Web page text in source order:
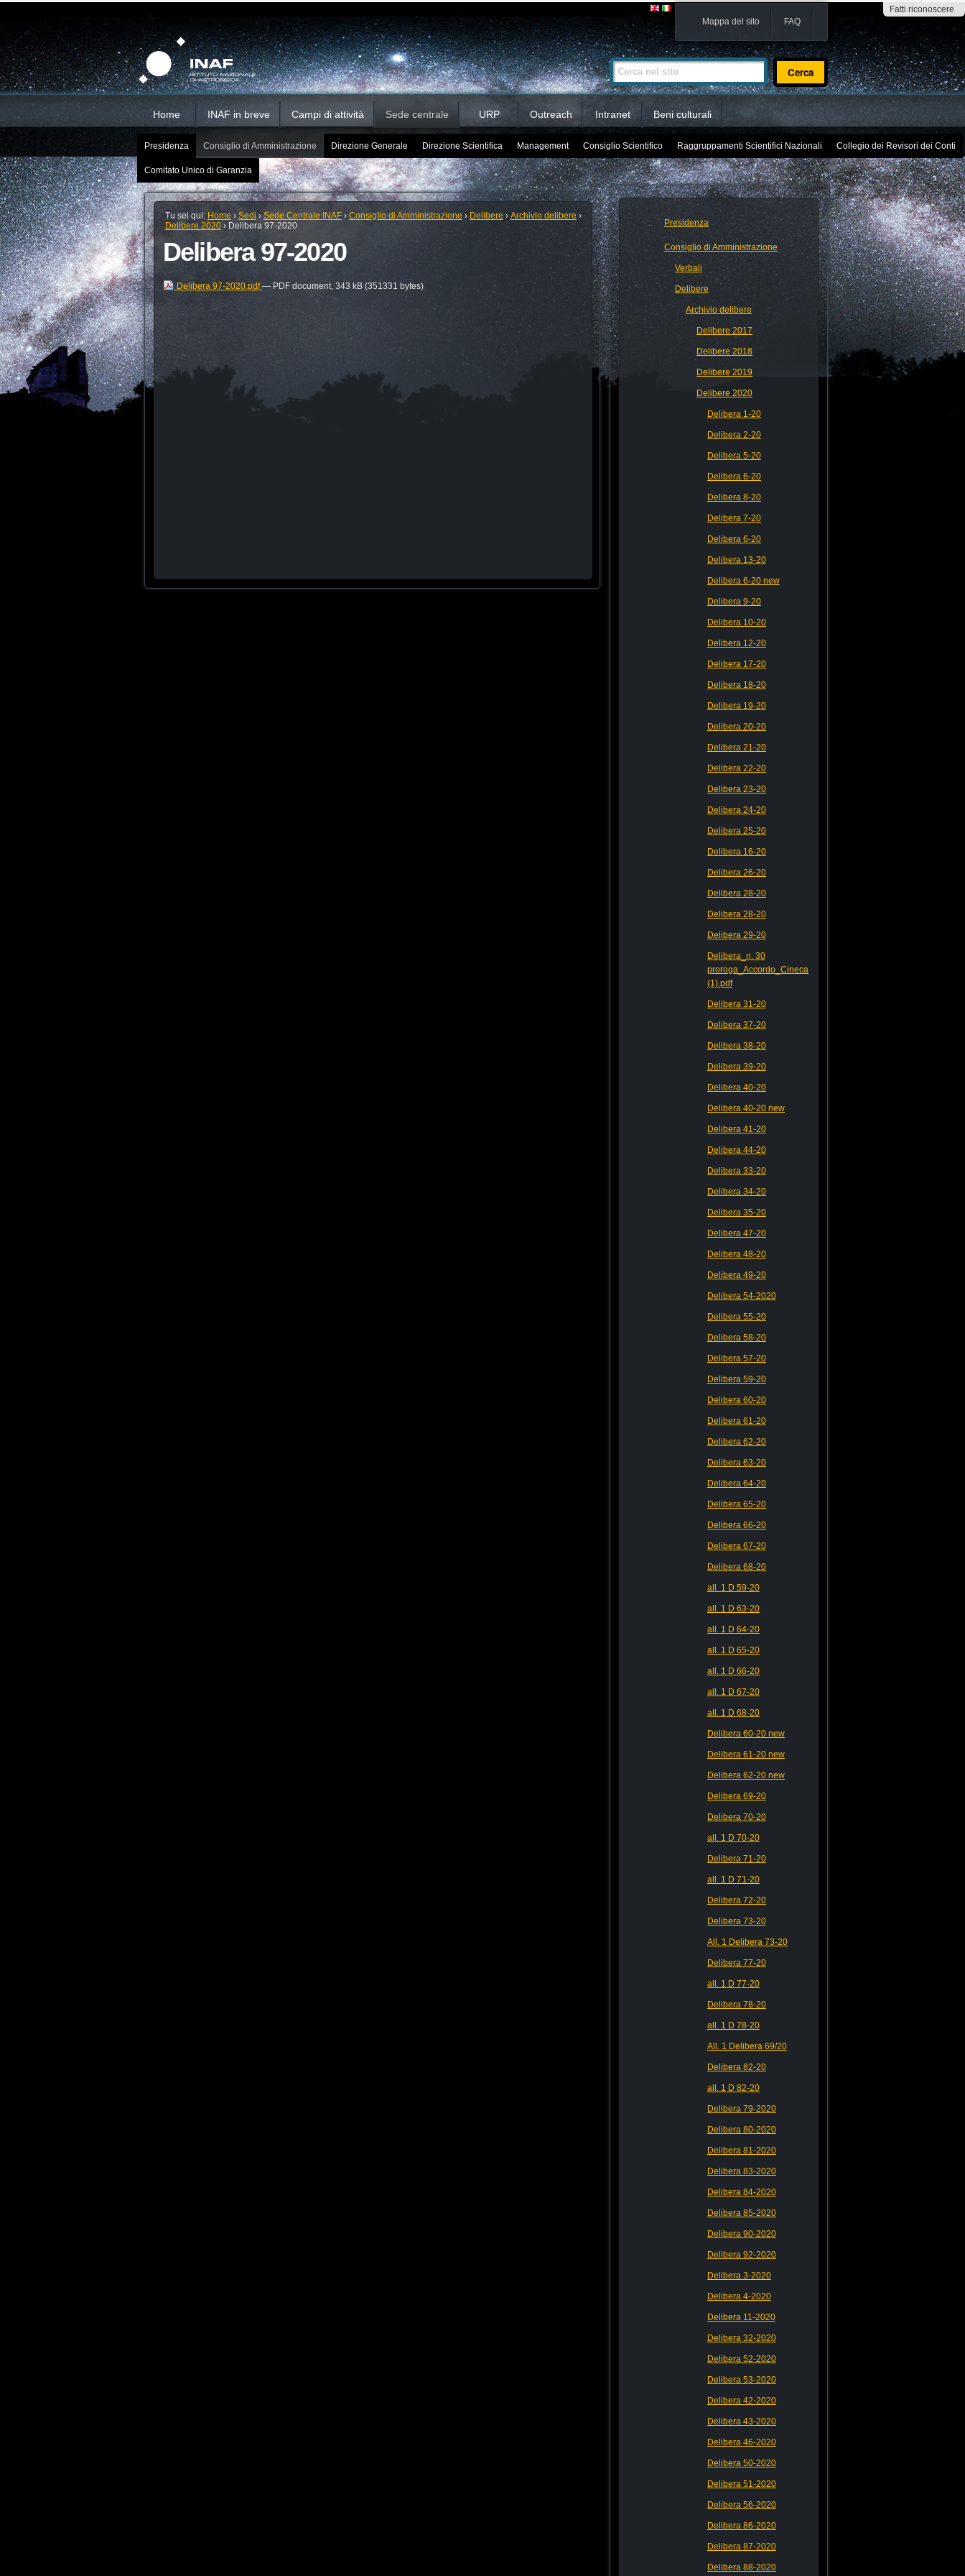
Fatti riconoscere
contenuti.
Salta
alla
navigazione
Mappa del sito FAQ
Cerca nel sito
Ricerca
avanzata…
Home INAF in breve Campi di attività Sede centrale URP Outreach Intranet Beni culturali
Presidenza Consiglio di Amministrazione Direzione Generale Direzione Scientifica Management Consiglio Scientifico Raggruppamenti Scientifici Nazionali Collegio dei Revisori dei Conti
Comitato Unico di Garanzia
Tu sei qui: Home › Sedi › Sede Centrale INAF › Consiglio di Amministrazione › Delibere › Archivio delibere ›
Delibere 2020 › Delibera 97-2020
Delibera 97-2020
Delibera 97-2020.pdf— PDF document, 343 kB (351331 bytes)
Presidenza
Consiglio di Amministrazione
Verbali
Delibere
Archivio delibere
Delibere 2017
Delibere 2018
Delibere 2019
Delibere 2020
Delibera 1-20
Delibera 2-20
Delibera 5-20
Delibera 6-20
Delibera 8-20
Delibera 7-20
Delibera 6-20
Delibera 13-20
Delibera 6-20 new
Delibera 9-20
Delibera 10-20
Delibera 12-20
Delibera 17-20
Delibera 18-20
Delibera 19-20
Delibera 20-20
Delibera 21-20
Delibera 22-20
Delibera 23-20
Delibera 24-20
Delibera 25-20
Delibera 16-20
Delibera 26-20
Delibera 28-20
Delibera 28-20
Delibera 29-20
Delibera_n. 30
proroga_Accordo_Cineca
(1).pdf
Delibera 31-20
Delibera 37-20
Delibera 38-20
Delibera 39-20
Delibera 40-20
Delibera 40-20 new
Delibera 41-20
Delibera 44-20
Delibera 33-20
Delibera 34-20
Delibera 35-20
Delibera 47-20
Delibera 48-20
Delibera 49-20
Delibera 54-2020
Delibera 55-20
Delibera 58-20
Delibera 57-20
Delibera 59-20
Delibera 60-20
Delibera 61-20
Delibera 62-20
Delibera 63-20
Delibera 64-20
Delibera 65-20
Delibera 66-20
Delibera 67-20
Delibera 68-20
all. 1 D 59-20
all. 1 D 63-20
all. 1 D 64-20
all. 1 D 65-20
all. 1 D 66-20
all. 1 D 67-20
all. 1 D 68-20
Delibera 60-20 new
Delibera 61-20 new
Delibera 62-20 new
Delibera 69-20
Delibera 70-20
all. 1 D 70-20
Delibera 71-20
all. 1 D 71-20
Delibera 72-20
Delibera 73-20
All. 1 Delibera 73-20
Delibera 77-20
all. 1 D 77-20
Delibera 78-20
all. 1 D 78-20
All. 1 Delibera 69/20
Delibera 82-20
all. 1 D 82-20
Delibera 79-2020
Delibera 80-2020
Delibera 81-2020
Delibera 83-2020
Delibera 84-2020
Delibera 85-2020
Delibera 90-2020
Delibera 92-2020
Delibera 3-2020
Delibera 4-2020
Delibera 11-2020
Delibera 32-2020
Delibera 52-2020
Delibera 53-2020
Delibera 42-2020
Delibera 43-2020
Delibera 46-2020
Delibera 50-2020
Delibera 51-2020
Delibera 56-2020
Delibera 86-2020
Delibera 87-2020
Delibera 88-2020